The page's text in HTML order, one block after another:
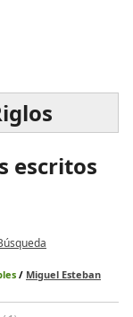
escritos
/ Miguel Esteban